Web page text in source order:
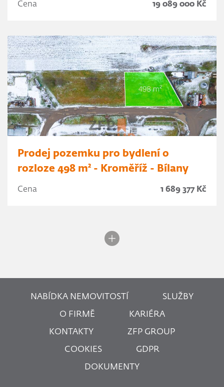
Cena 19 089 000 Kč
Prodej pozemku pro bydlení o
rozloze 498 m² - Kroměříž - Bílany
Cena 1 689 377 Kč
NABÍDKA NEMOVITOSTÍ SLUŽBY
O FIRMĚ KARIÉRA
KONTAKTY ZFP GROUP
COOKIES GDPR
DOKUMENTY